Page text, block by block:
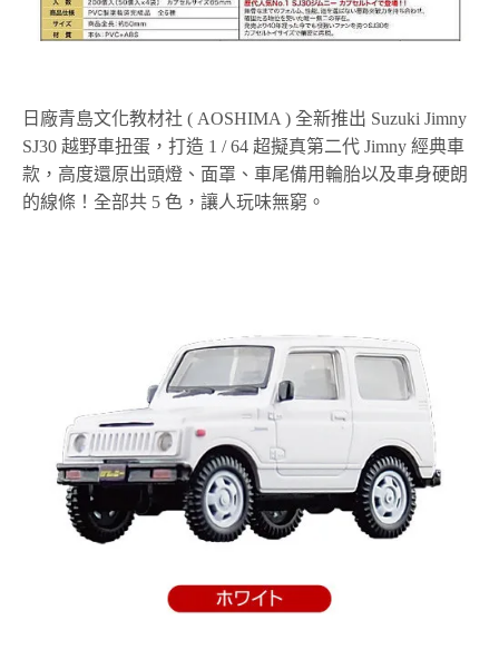
日廠青島文化教材社 ( AOSHIMA ) 全新推出 Suzuki Jimny
SJ30 越野車扭蛋，打造 1 / 64 超擬真第二代 Jimny 經典車
款，高度還原出頭燈、面罩、車尾備用輪胎以及車身硬朗
的線條！全部共 5 色，讓人玩味無窮。